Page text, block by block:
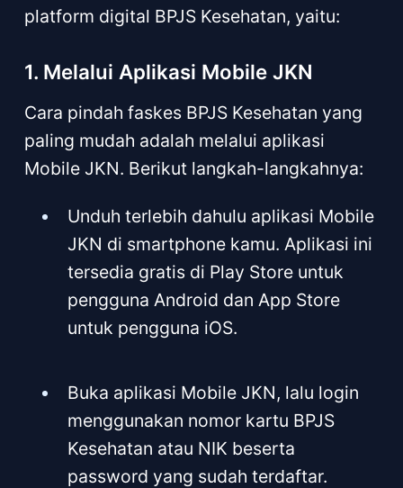
platform digital BPJS Kesehatan, yaitu:
1. Melalui Aplikasi Mobile JKN
Cara pindah faskes BPJS Kesehatan yang
paling mudah adalah melalui aplikasi
Mobile JKN. Berikut langkah-langkahnya:
Unduh terlebih dahulu aplikasi Mobile
JKN di smartphone kamu. Aplikasi ini
tersedia gratis di Play Store untuk
pengguna Android dan App Store
untuk pengguna iOS.
Buka aplikasi Mobile JKN, lalu login
menggunakan nomor kartu BPJS
Kesehatan atau NIK beserta
password yang sudah terdaftar.